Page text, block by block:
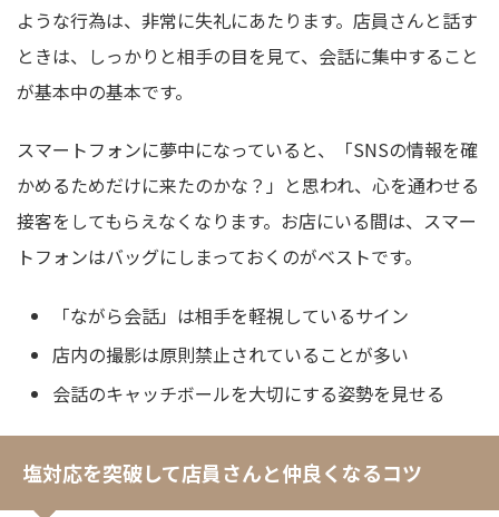
ような行為は、非常に失礼にあたります。店員さんと話す
ときは、しっかりと相手の目を見て、会話に集中すること
が基本中の基本です。
スマートフォンに夢中になっていると、「SNSの情報を確
かめるためだけに来たのかな？」と思われ、心を通わせる
接客をしてもらえなくなります。お店にいる間は、スマー
トフォンはバッグにしまっておくのがベストです。
「ながら会話」は相手を軽視しているサイン
店内の撮影は原則禁止されていることが多い
会話のキャッチボールを大切にする姿勢を見せる
塩対応を突破して店員さんと仲良くなるコツ